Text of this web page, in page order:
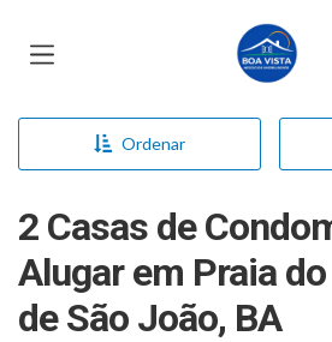
Página
Ordenar
2 Casas de
Alugar em Praia
de São João, BA